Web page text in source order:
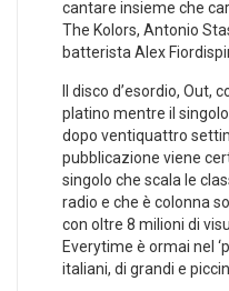
cantare insieme che
The Kolors, Antonio
batterista Alex
Il disco d’esordio, Out,
platino mentre il
dopo ventiquattro
pubblicazione viene
singolo che scala le
radio e che è colonna
con oltre 8 milioni di
Everytime è ormai nel
italiani, di grandi e